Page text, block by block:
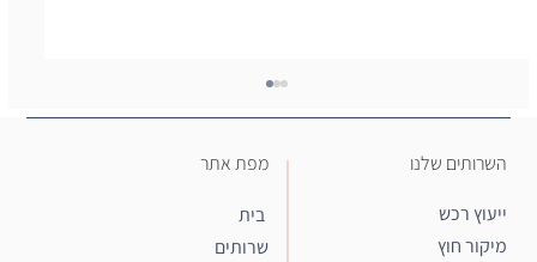
השרותים שלנו
ייעוץ רכש
מיקור חוץ
מפת אתר
בית
שרותים